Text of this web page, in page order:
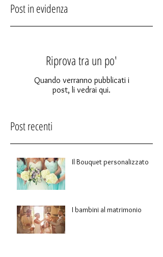
Post in evidenza
Riprova tra un po'
Quando verranno pubblicati i
post, li vedrai qui.
Post recenti
Il Bouquet personalizzato
I bambini al matrimonio